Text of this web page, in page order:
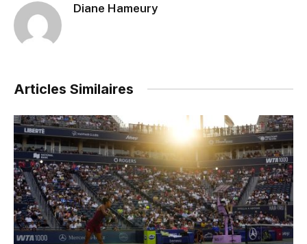
Diane Hameury
Articles Similaires